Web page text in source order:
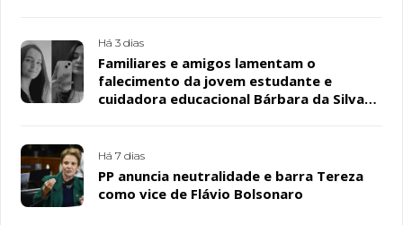
Há 3 dias
Familiares e amigos lamentam o
falecimento da jovem estudante e
cuidadora educacional Bárbara da Silva
Há 7 dias
PP anuncia neutralidade e barra Tereza
como vice de Flávio Bolsonaro